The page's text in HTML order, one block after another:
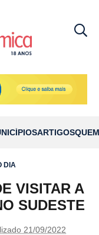
ARTIGOS
DIA
VISITAR A
SUDESTE
21/09/2022